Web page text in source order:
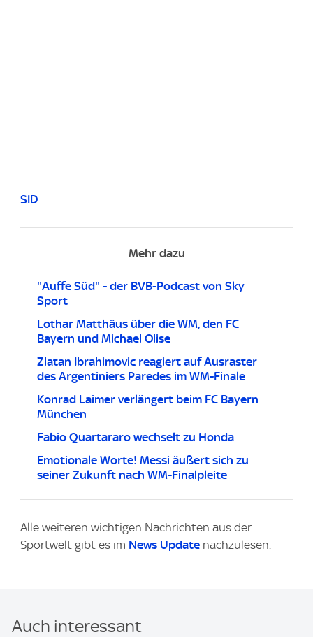
SID
Mehr dazu
"Auffe Süd" - der BVB-Podcast von Sky
Sport
Lothar Matthäus über die WM, den FC
Bayern und Michael Olise
Zlatan Ibrahimovic reagiert auf Ausraster
des Argentiniers Paredes im WM-Finale
Konrad Laimer verlängert beim FC Bayern
München
Fabio Quartararo wechselt zu Honda
Emotionale Worte! Messi äußert sich zu
seiner Zukunft nach WM-Finalpleite
Alle weiteren wichtigen Nachrichten aus der
Sportwelt gibt es im News Update nachzulesen.
Auch interessant